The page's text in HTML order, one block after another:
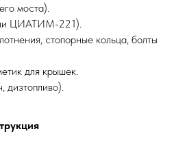
моста).
ЦИАТИМ-221).
стопорные кольца, болты
для крышек.
дизтопливо).